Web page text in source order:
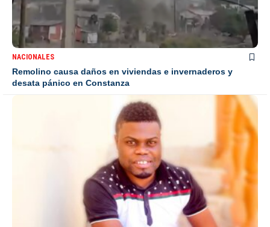
NACIONALES
Remolino causa daños en viviendas e invernaderos y
desata pánico en Constanza